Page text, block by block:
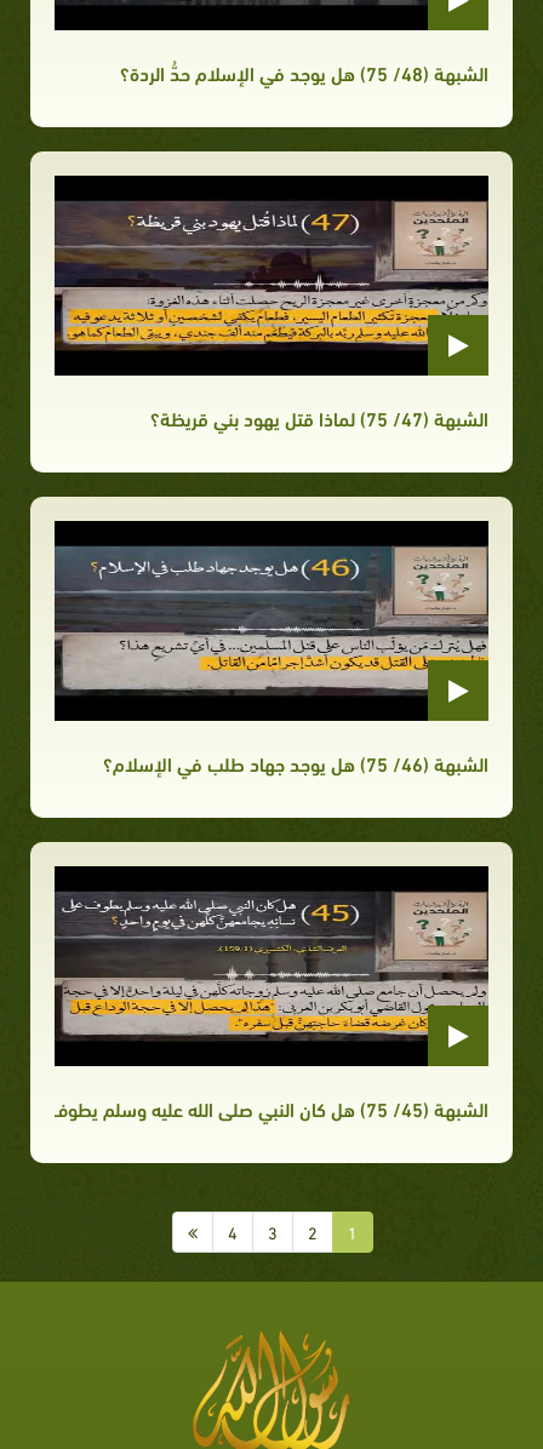
الشبهة (48/ 75) هل يوجد في الإسلام حدُّ الردة؟
الشبهة (47/ 75) لماذا قتل يهود بني قريظة؟
الشبهة (46/ 75) هل يوجد جهاد طلب في الإسلام؟
الشبهة (45/ 75) هل كان النبي صلى الله عليه وسلم يطوف على نسائه يجامعهن كلهن في يوم واحد؟
1
2
3
4